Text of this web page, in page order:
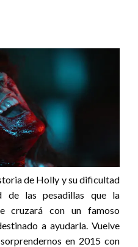
de Holly y su dificultad
de las pesadillas que la
cruzará con un famoso
a ayudarla. Vuelve
en 2015 con